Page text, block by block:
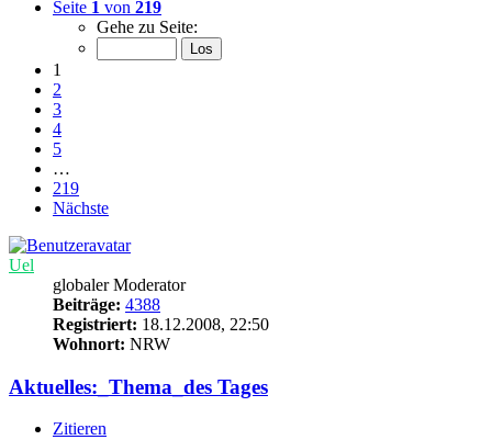
Seite 1 von 219
Gehe zu Seite:
1
2
3
4
5
…
219
Nächste
Uel
globaler Moderator
Beiträge: 4388
Registriert: 18.12.2008, 22:50
Wohnort: NRW
Aktuelles:_Thema_des Tages
Zitieren